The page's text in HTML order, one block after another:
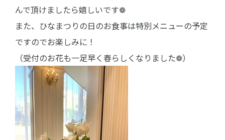
んで頂けましたら嬉しいです❁
また、ひなまつりの日のお食事は特別メニューの予定
ですのでお楽しみに！
（受付のお花も一足早く春らしくなりました❁）